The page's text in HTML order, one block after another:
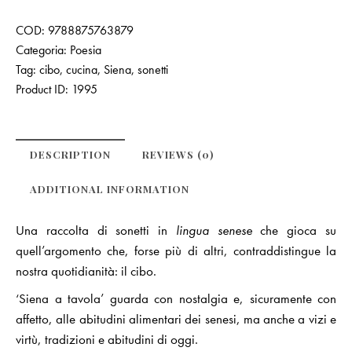
COD: 9788875763879
Categoria: Poesia
Tag: cibo, cucina, Siena, sonetti
Product ID: 1995
DESCRIPTION REVIEWS (0)
ADDITIONAL INFORMATION
Una raccolta di sonetti in lingua seneseche gioca su
quell’argomento che, forse più di altri, contraddistingue la
nostra quotidianità: il cibo.
‘Siena a tavola’ guarda con nostalgia e, sicuramente con
affetto, alle abitudini alimentari dei senesi, ma anche a vizi e
virtù, tradizioni e abitudini di oggi.